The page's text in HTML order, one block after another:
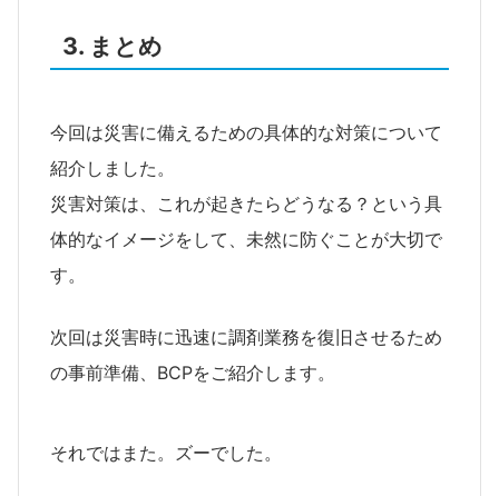
3. まとめ
今回は災害に備えるための具体的な対策について
紹介しました。
災害対策は、これが起きたらどうなる？という具
体的なイメージをして、未然に防ぐことが大切で
す。
次回は災害時に迅速に調剤業務を復旧させるため
の事前準備、BCPをご紹介します。
それではまた。ズーでした。